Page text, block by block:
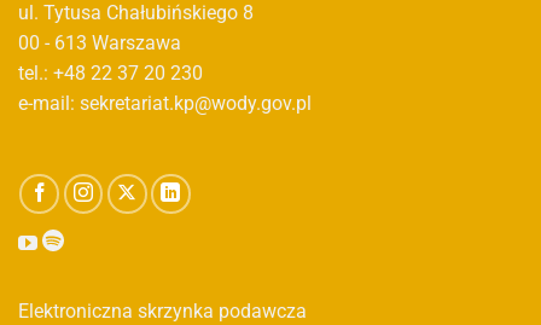
ul. Tytusa Chałubińskiego 8
00 - 613 Warszawa
tel.: +48 22 37 20 230
e-mail: sekretariat.kp@wody.gov.pl
Elektroniczna skrzynka podawcza